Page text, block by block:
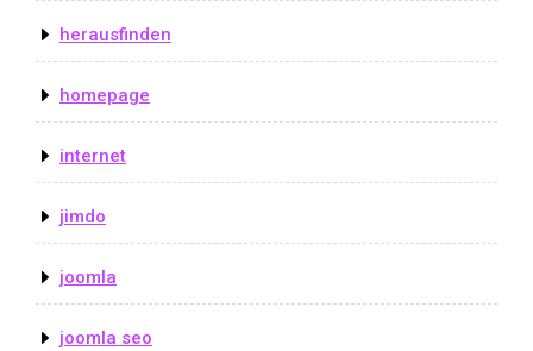
herausfinden
homepage
internet
jimdo
joomla
joomla seo